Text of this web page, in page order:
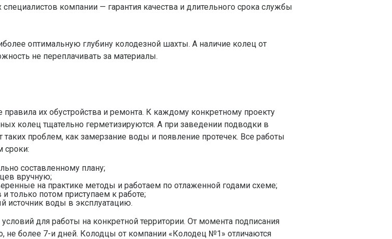
компании — гарантия качества и длительного срока службы
оптимальную глубину колодезной шахты. А наличие колец от
не переплачивать за материалы.
их обустройства и ремонта. К каждому конкретному проекту
колец тщательно герметизируются. А при заведении подводки в
проблем, как замерзание воды и появление протечек. Все работы
сроки:
составленному плану;
вручную;
на практике методы и работаем по отлаженной годами схеме;
только потом приступаем к работе;
источник воды в эксплуатацию.
для работы на конкретной территории. От момента подписания
не более 7-и дней. Колодцы от компании «Колодец №1» отличаются